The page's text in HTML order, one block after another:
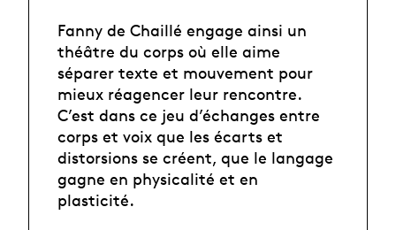
Fanny de Chaillé engage ainsi un
théâtre du corps où elle aime
séparer texte et mouvement pour
mieux réagencer leur rencontre.
C’est dans ce jeu d’échanges entre
corps et voix que les écarts et
distorsions se créent, que le langage
gagne en physicalité et en
plasticité.